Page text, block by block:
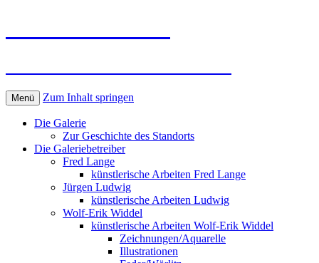
Menü Zum Inhalt springen
Die Galerie
Zur Geschichte des Standorts
Die Galeriebetreiber
Fred Lange
künstlerische Arbeiten Fred Lange
Jürgen Ludwig
künstlerische Arbeiten Ludwig
Wolf-Erik Widdel
künstlerische Arbeiten Wolf-Erik Widdel
Zeichnungen/Aquarelle
Illustrationen